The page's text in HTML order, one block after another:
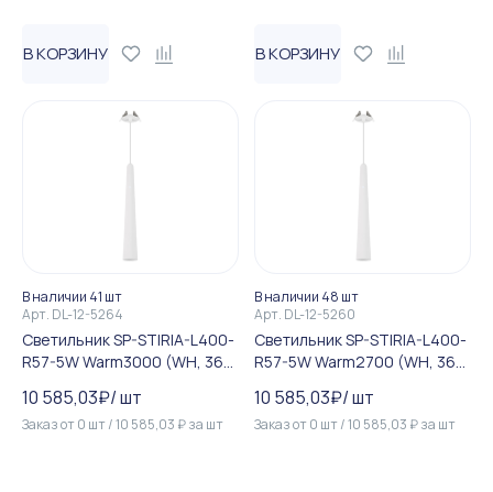
В КОРЗИНУ В КОРЗИНУ
В наличии 41 шт
Арт. DL-12-5264
Светильник SP-STIRIA-L400-
R57-5W Warm3000 (WH, 36
10 585,03₽/шт
Заказ от0 шт/10 585,03 ₽за шт
В наличии 48 шт
Арт. DL-12-5260
Светильник SP-STIRIA-L400-
R57-5W Warm2700 (WH, 36
10 585,03₽/шт
Заказ от0 шт/10 585,03 ₽за шт